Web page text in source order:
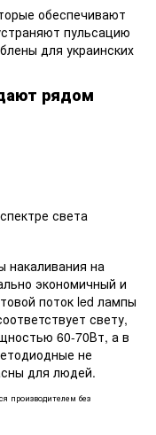
обеспечивают
пульсацию
для украинских
рядом
света
на
экономичный и
поток led лампы
свету,
60-70Вт, а в
не
для людей.
производителем без